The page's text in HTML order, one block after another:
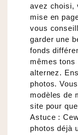
avez choisi,
mise en
vous
garder une
fonds
mêmes
alternez.
photos.
modèles de
site pour
Astuce :
photos déjà